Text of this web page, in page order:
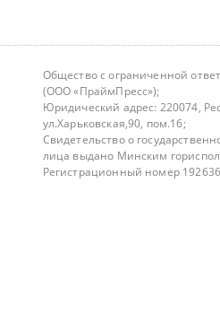
Общество с ограниченной
(ООО «ПраймПресс»);
Юридический адрес: 220074,
ул.Харьковская,90, пом.16;
Свидетельство о
лица выдано Минским
Регистрационный номер